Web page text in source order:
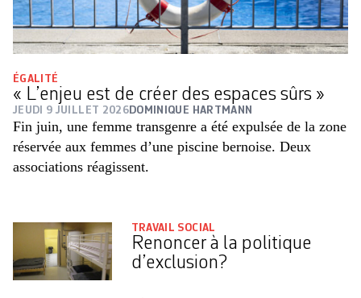
ÉGALITÉ
« L’enjeu est de créer des espaces sûrs »
JEUDI 9 JUILLET 2026 DOMINIQUE HARTMANN
Fin juin, une femme transgenre a été expulsée de la zone
réservée aux femmes d’une piscine bernoise. Deux
associations réagissent.
TRAVAIL SOCIAL
Renoncer à la politique
d’exclusion?